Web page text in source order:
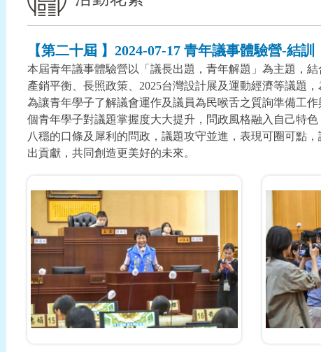
【第二十屆 】2024-07-17 青年議事體驗營-結訓
本屆青年議事體驗營以「議長出題，青年解題」為主題，
產銷平衡、長照政策、2025台灣設計展及運動經濟等議題
為讓青年學子了解議會運作及議員為民喉舌之質詢準備工
個青年學子對議題掌握度大大提升，問政風格融入自己特
八穩的口條及犀利的問政，議題攻守並進，表現可圈可點
出貢獻，共同創造更美好的未來。